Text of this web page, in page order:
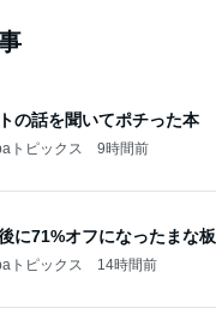
の話を聞いてポチった本
トピックス 9時間前
に71%オフになったまな板
トピックス 14時間前